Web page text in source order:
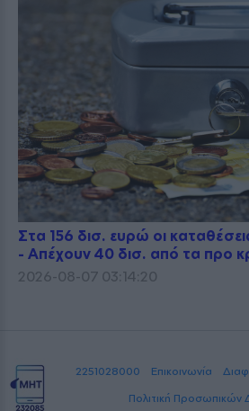
Στα 156 δισ. ευρώ οι
- Απέχουν 40 δισ. από τα προ
2026-08-07 03:14:20
2251028000 Επικοινωνία
Πολιτική Προσωπικών